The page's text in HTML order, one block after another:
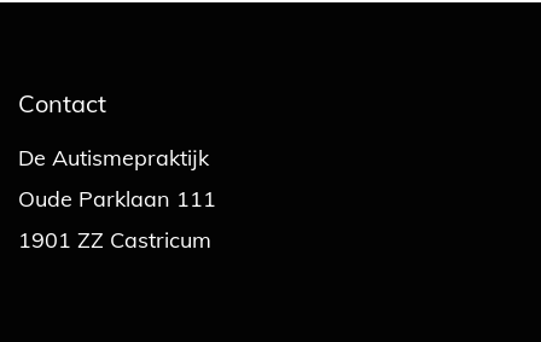
Contact
De Autismepraktijk
Oude Parklaan 111
1901 ZZ Castricum